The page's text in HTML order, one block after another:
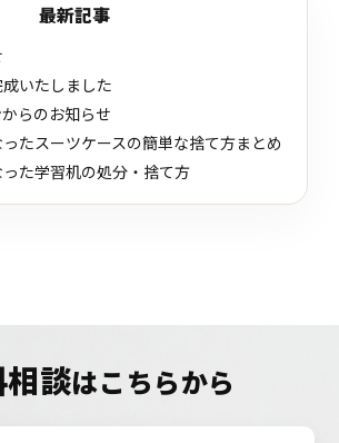
最新記事
いたしました
らのお知らせ
たスーツケースの簡単な捨て方まとめ
た学習机の処分・捨て方
談はこちらから